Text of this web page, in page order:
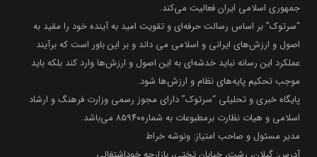
جمهوری اسلامی ایران فعالیت می‌کند.
“سرتوک” بر اساس رسالت حرفه‌ای و تقویت امید به آینده خود را مقید به
اصول و ارزش‌های ایرانی و اسلامی می داند و بر این باور است که برآیند
عملکرد این رسانه نباید خدشه‌ای به این اصول و ارزش‌ها وارد کند بلکه باید
موجب تحکیم پایه‌های نظام و ارزش‌ها شود.
پایگاه خبری و تحلیلی “سرتوک” دارای مجوز رسمی وزارت فرهنگ و ارشاد
اسلامی و هیات نظارت برمطبوعات به شماره۸۵۹۴۰ می‌باشد.
مدیر مسئول و صاحب امتیاز: ونوشه خراط